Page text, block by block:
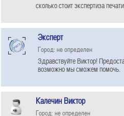
сколько стоит экспертиза
Эксперт
Город: не определен
Здравствуйте Виктор!
возможно мы сможем помочь.
Калечин Виктор
Город: не определен